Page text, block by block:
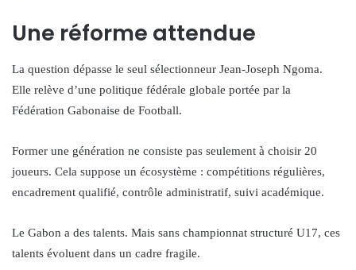
Une réforme attendue
La question dépasse le seul sélectionneur Jean-Joseph Ngoma.
Elle relève d’une politique fédérale globale portée par la
Fédération Gabonaise de Football.
Former une génération ne consiste pas seulement à choisir 20
joueurs. Cela suppose un écosystème : compétitions régulières,
encadrement qualifié, contrôle administratif, suivi académique.
Le Gabon a des talents. Mais sans championnat structuré U17, ces
talents évoluent dans un cadre fragile.